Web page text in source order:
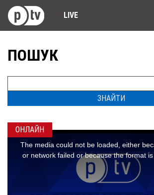
LIVE
ОНЛАЙН
ПОШУК
ЗНАЙТИ